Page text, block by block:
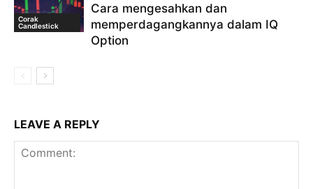
Corak
Candlestick
Cara mengesahkan dan
memperdagangkannya dalam IQ
Option
LEAVE A REPLY